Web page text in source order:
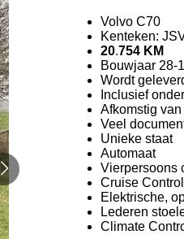
Volvo C70
Kenteken:
20.754 KM
Bouwjaar 28-
Wordt
Inclusief
Afkomstig
Veel
Unieke staat
Automaat
Vierpersoons
Cruise Control
Elektrische,
Lederen
Climate